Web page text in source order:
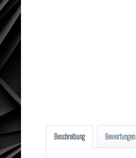
Beschreibung Bewertungen